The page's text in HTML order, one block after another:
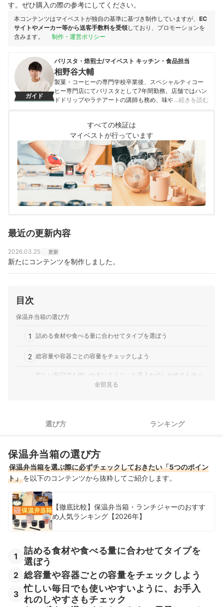
す。ぜひ購入の際の参考にしてください。
本コンテンツはマイベストが独自の基準に基づき制作していますが、 EC
サイトやメーカー等から送客手数料を受領しており、プロモーションを
含みます。
制作・運営ポリシー
ガイド
バリスタ・焙煎士/マイベスト キッチン・食品担当
相野谷大輔
製菓・コーヒーの専門学校卒業後、スペシャルティコー
ヒー専門店にてバリスタとして7年間勤務。店舗ではハン
ドドリップやラテアートの講師も務め、味や香りへの繊
調理器具やキッチン雑貨、食品・ドリンク、ギフトアイ
テムなど、食まわり全般の商材の比較検証を担当。「ユ
ーザーの立場に立って考える」をモットーに、日々の業
務に取り組んでいる。また、焙煎士・バリスタとして現
在も現場に立ち、実体験に基づいたリアルなレビューを
届けている。
相野谷大輔のプロフィール
…続きを読む
すべての検証は
マイベストが行っています
最近の更新内容
2026.03.25 更新
新たにコンテンツを制作しました。
目次
保温弁当箱の選び方
1 詰める食材や食べる量に合わせてタイプを選ぼう
2 総容量や容器ごとの容量をチェックしよう
忙しい毎日でも使いやすいように、お手入れのしやすさもチェ
あると便利な付加機能もチェック
売れ筋の人気象印の保温弁当箱全4商品を徹底比較！
象印の保温弁当箱の売れ筋ランキングもチェック！
全部見る
選び方 ランキング
保温弁当箱の選び方
保温弁当箱を選ぶ際に必ずチェックしておきたい「5つのポイン
ト」を以下のコンテンツから抜粋してご紹介します。
【徹底比較】保温弁当箱・ランチジャーのおすす
め人気ランキング【2026年】
1
詰める食材や食べる量に合わせてタイプを
選ぼう
2 総容量や容器ごとの容量をチェックしよう
3
忙しい毎日でも使いやすいように、お手入
れのしやすさもチェック